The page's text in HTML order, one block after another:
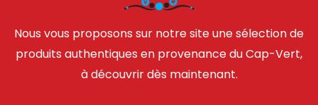
Nous vous proposons sur notre site une sélection de
produits authentiques en provenance du Cap-Vert,
à découvrir dès maintenant.